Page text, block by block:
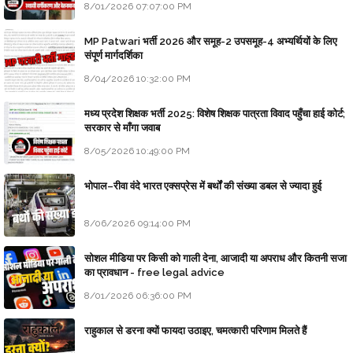
8/01/2026 07:07:00 PM
MP Patwari भर्ती 2026 और समूह-2 उपसमूह-4 अभ्यर्थियों के लिए
संपूर्ण मार्गदर्शिका
8/04/2026 10:32:00 PM
मध्य प्रदेश शिक्षक भर्ती 2025: विशेष शिक्षक पात्रता विवाद पहुँचा हाई कोर्ट;
सरकार से माँगा जवाब
8/05/2026 10:49:00 PM
भोपाल–रीवा वंदे भारत एक्सप्रेस में बर्थों की संख्या डबल से ज्यादा हुई
8/06/2026 09:14:00 PM
सोशल मीडिया पर किसी को गाली देना, आजादी या अपराध और कितनी सजा
का प्रावधान - free legal advice
8/01/2026 06:36:00 PM
राहुकाल से डरना क्यों फायदा उठाइए, चमत्कारी परिणाम मिलते हैं